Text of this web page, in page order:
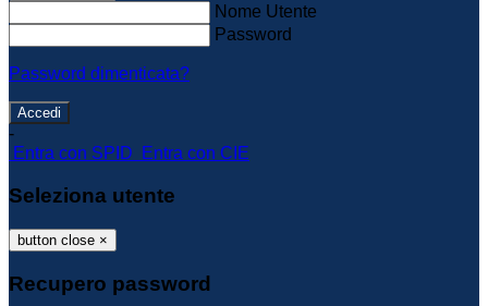
Nome Utente
Password
Password dimenticata?
-
Entra con SPID
Entra con CIE
Seleziona utente
button close ×
Recupero password